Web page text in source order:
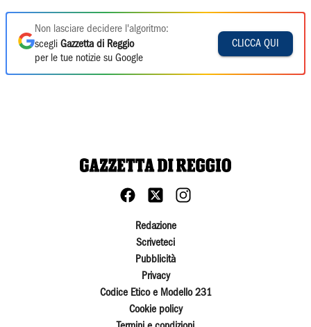
Non lasciare decidere l'algoritmo:
scegli Gazzetta di Reggio
per le tue notizie su Google
CLICCA QUI
Redazione
Scriveteci
Pubblicità
Privacy
Codice Etico e Modello 231
Cookie policy